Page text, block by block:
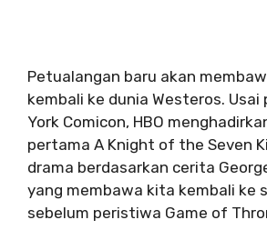
Petualangan baru akan
kembali ke dunia Westeros. Usai
York Comicon, HBO
pertama A Knight of the Seven
drama berdasarkan cerita
yang membawa kita kembali ke
sebelum peristiwa Game of